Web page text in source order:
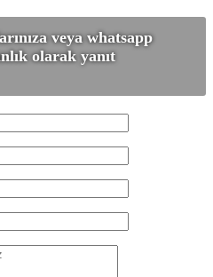
veya whatsapp
olarak yanıt